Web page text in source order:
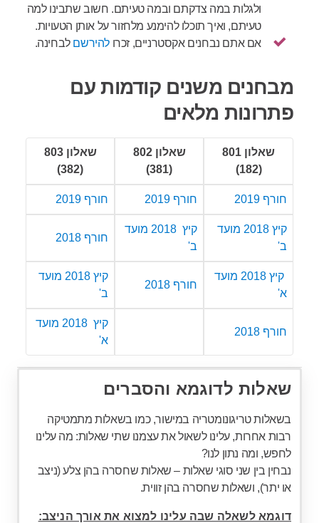
ולגלות במה צדקתם ובמה טעיתם. חשוב שתבינו למה
טעיתם, ואיך תוכלו להימנע מלחזור על אותן הטעויות.
אם אתם נבחנים אקסטרניים, זכרולהירשםלבחינה.
מבחנים משנים קודמות עם
פתרונות מלאים
שאלון 801
(182)
שאלון 802
(381)
שאלון 803
(382)
חורף 2019 חורף 2019 חורף 2019
קיץ 2018 מועד
ב'
קיץ 2018 מועד
ב'
חורף 2018
קיץ 2018 מועד
א'
חורף 2018
קיץ 2018 מועד
ב'
חורף 2018
קיץ 2018 מועד
א'
שאלות לדוגמא והסברים
בשאלות טריגונומטריה במישור, כמו בשאלות מתמטיקה
רבות אחרות, עלינו לשאול את עצמנו שתי שאלות: מה עלינו
לחפש, ומה נתון לנו?
נבחין בין שני סוגי שאלות – שאלות שחסרה בהן צלע (ניצב
או יתר), ושאלות שחסרה בהן זווית.
דוגמא לשאלה שבה עלינו למצוא את אורך הניצב: